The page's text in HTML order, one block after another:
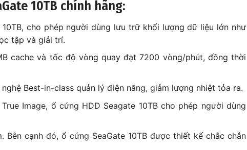
10TB chính hãng:
cho phép người dùng lưu trữ khối lượng dữ liệu lớn như
tập và giải trí.
cache và tốc độ vòng quay đạt 7200 vòng/phút, đồng thời
Best-in-class quản lý điện năng, giảm lượng nhiệt tỏa ra.
Image, ổ cứng HDD Seagate 10TB cho phép người dùng
cạnh đó, ổ cứng SeaGate 10TB được thiết kế chắc chắn